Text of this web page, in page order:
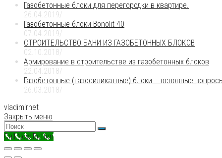
Газобетонные блоки для перегородки в квартире.
26.04.2019/
Газобетонные блоки Bonolit 40
07.04.2019/
СТРОИТЕЛЬСТВО БАНИ ИЗ ГАЗОБЕТОННЫХ БЛОКОВ
02.10.2018/
Армирование в строительстве из газобетонных блоков
22.04.2018/
Газобетонные (газосиликатные) блоки – основные
26.03.2018/
vladimirnet
Закрыть меню
Call Now Button